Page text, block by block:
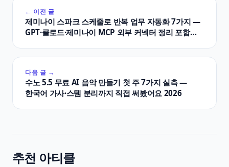
← 이전 글
제미나이 스파크 스케줄로 반복 업무 자동화 7가지 —
GPT·클로드·제미나이 MCP 외부 커넥터 정리 포함
다음 글 →
수노 5.5 무료 AI 음악 만들기 첫 주 7가지 실측 —
한국어 가사·스템 분리까지 직접 써봤어요 2026
추천 아티클